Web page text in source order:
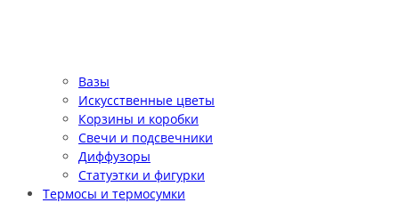
Вазы
Искусственные цветы
Корзины и коробки
Свечи и подсвечники
Диффузоры
Статуэтки и фигурки
Термосы и термосумки